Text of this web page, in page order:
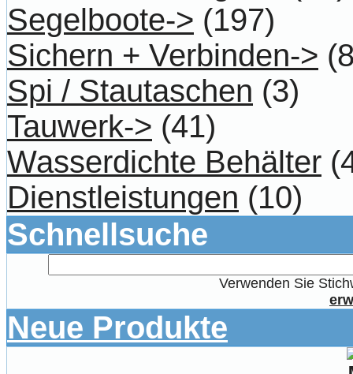
Segelboote-> (197)
Sichern + Verbinden->
Spi / Stautaschen (3)
Tauwerk-> (41)
Wasserdichte Behälter
Dienstleistungen (10)
Schnellsuche
Verwenden Sie
Neue Produkte